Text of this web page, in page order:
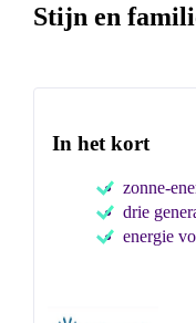
Stijn en
In het kort
zonne-
drie
energie